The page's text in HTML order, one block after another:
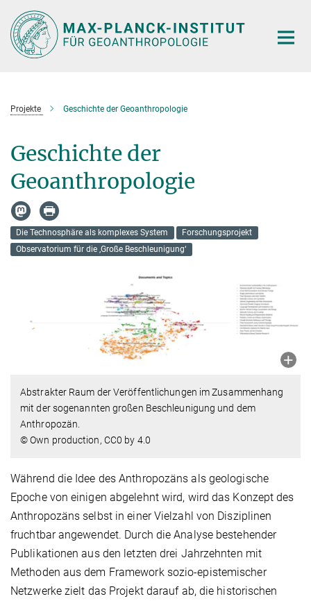
Hauptinhalt
Projekte Geschichte der Geoanthropologie
Geschichte der
Geoanthropologie
Die Technosphäre als komplexes System
Forschungsprojekt
Observatorium für die ‚Große Beschleunigung‘
Abstrakter Raum der Veröffentlichungen im Zusammenhang
mit der sogenannten großen Beschleunigung und dem
Anthropozän.
© Own production, CC0 by 4.0
Während die Idee des Anthropozäns als geologische
Epoche von einigen abgelehnt wird, wird das Konzept des
Anthropozäns selbst in einer Vielzahl von Disziplinen
fruchtbar angewendet. Durch die Analyse bestehender
Publikationen aus den letzten drei Jahrzehnten mit
Methoden aus dem Framework sozio-epistemischer
Netzwerke zielt das Projekt darauf ab, die historischen